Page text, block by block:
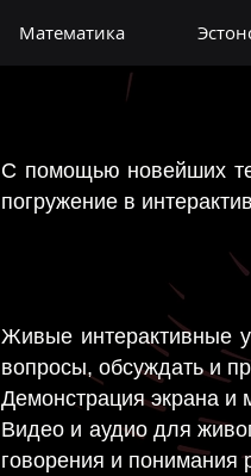
Математика
С помощью новейших
погружение в
Живые интерактивные
вопросы, обсуждать и
Демонстрация экрана и
Видео и аудио для
говорения и понимания